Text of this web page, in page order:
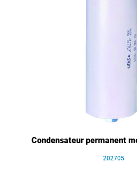
Condensateur permanent
202705